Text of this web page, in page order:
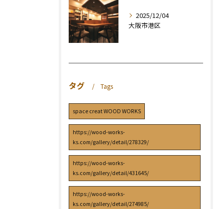
2025/12/04
大阪市港区
タグ Tags
space creat WOOD WORKS
https://wood-works-
ks.com/gallery/detail/278329/
https://wood-works-
ks.com/gallery/detail/431645/
https://wood-works-
ks.com/gallery/detail/274985/